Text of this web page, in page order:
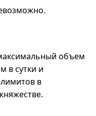
объем
в сутки и
в